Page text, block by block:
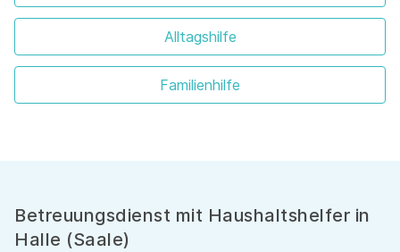
Alltagshilfe
Familienhilfe
Betreuungsdienst mit Haushaltshelfer in
Halle (Saale)